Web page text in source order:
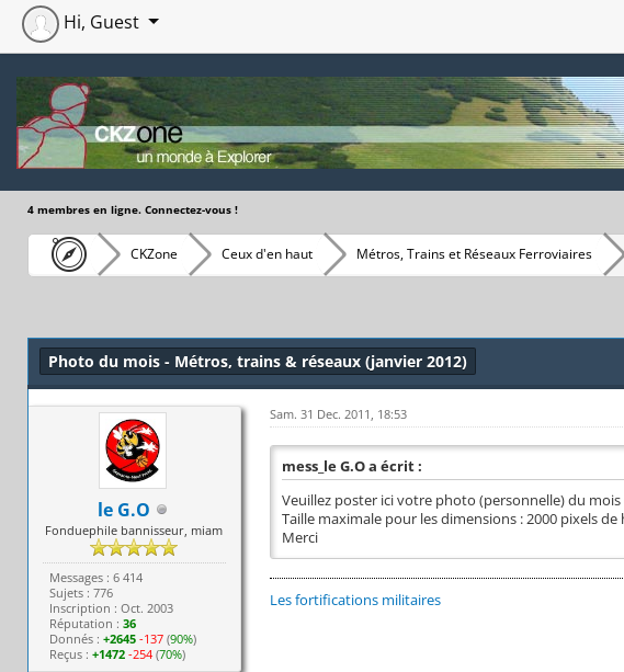
Hi, Guest
4 membres en ligne. Connectez-vous !
CKZone Ceux d'en haut Métros, Trains et Réseaux Ferroviaires
Photo du mois - Métros, trains & réseaux (janvier 2012)
le G.O
Fonduephile bannisseur, miam
Messages : 6 414
Sujets : 776
Inscription : Oct. 2003
Réputation : 36
Donnés : +2645 -137(90%)
Reçus : +1472 -254(70%)
Sam. 31 Dec. 2011, 18:53
mess_le G.O a écrit :
Veuillez poster ici votre photo (personnelle) du
Taille maximale pour les dimensions : 2000 pixels
Merci
Les fortifications militaires